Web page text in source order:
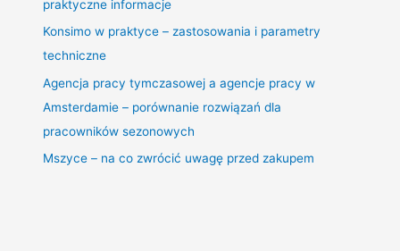
praktyczne informacje
Konsimo w praktyce – zastosowania i parametry
techniczne
Agencja pracy tymczasowej a agencje pracy w
Amsterdamie – porównanie rozwiązań dla
pracowników sezonowych
Mszyce – na co zwrócić uwagę przed zakupem